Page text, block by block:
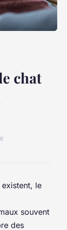
chat
le
souvent
des